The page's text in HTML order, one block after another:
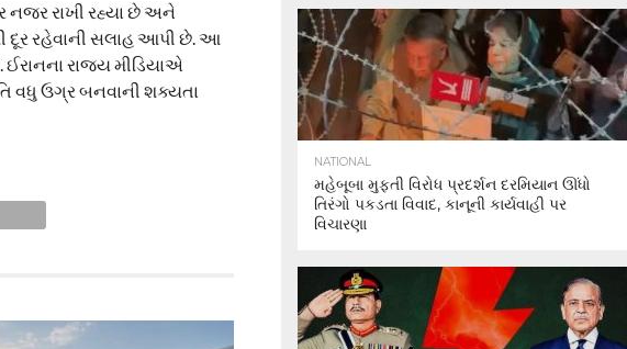
નજર રાખી રહ્યા છે અને
દૂર રહેવાની સલાહ આપી છે. આ
રાજ્ય મીડિયાએ
વધુ ઉગ્ર બનવાની શક્યતા
NATIONAL
મહેબૂબા મુફ્તી વિરોધ પ્રદર્શન દરમિયાન ઊંધો
તિરંગો પકડતા વિવાદ, કાનૂની કાર્યવાહી પર
વિચારણા